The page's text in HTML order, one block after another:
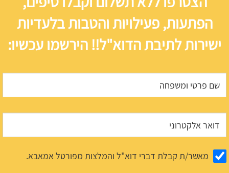
הפתעות, פעילויות והטבות בלעדיות
ישירות לתיבת הדוא"ל!! הירשמו עכשיו:
מאשר/ת קבלת דברי דוא"ל והמלצות מפורטל אמאבא.